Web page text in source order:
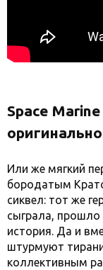
Space
Или же мягкий
бородатым
сиквел: тот же
сыграла,
история. Да и
штурмуют
коллективным